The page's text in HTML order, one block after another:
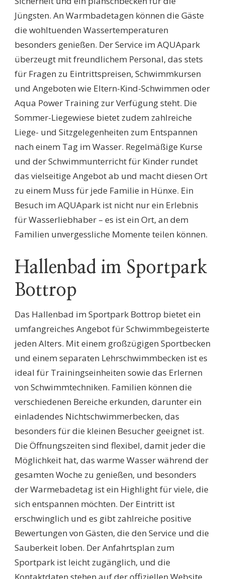
Jüngsten. An Warmbadetagen können die Gäste
die wohltuenden Wassertemperaturen
besonders genießen. Der Service im AQUApark
überzeugt mit freundlichem Personal, das stets
für Fragen zu Eintrittspreisen, Schwimmkursen
und Angeboten wie Eltern-Kind-Schwimmen oder
Aqua Power Training zur Verfügung steht. Die
Sommer-Liegewiese bietet zudem zahlreiche
Liege- und Sitzgelegenheiten zum Entspannen
nach einem Tag im Wasser. Regelmäßige Kurse
und der Schwimmunterricht für Kinder rundet
das vielseitige Angebot ab und macht diesen Ort
zu einem Muss für jede Familie in Hünxe. Ein
Besuch im AQUApark ist nicht nur ein Erlebnis
für Wasserliebhaber – es ist ein Ort, an dem
Familien unvergessliche Momente teilen können.
Hallenbad im Sportpark
Bottrop
Das Hallenbad im Sportpark Bottrop bietet ein
umfangreiches Angebot für Schwimmbegeisterte
jeden Alters. Mit einem großzügigen Sportbecken
und einem separaten Lehrschwimmbecken ist es
ideal für Trainingseinheiten sowie das Erlernen
von Schwimmtechniken. Familien können die
verschiedenen Bereiche erkunden, darunter ein
einladendes Nichtschwimmerbecken, das
besonders für die kleinen Besucher geeignet ist.
Die Öffnungszeiten sind flexibel, damit jeder die
Möglichkeit hat, das warme Wasser während der
gesamten Woche zu genießen, und besonders
der Warmebadetag ist ein Highlight für viele, die
sich entspannen möchten. Der Eintritt ist
erschwinglich und es gibt zahlreiche positive
Bewertungen von Gästen, die den Service und die
Sauberkeit loben. Der Anfahrtsplan zum
Sportpark ist leicht zugänglich, und die
Kontaktdaten stehen auf der offiziellen Website